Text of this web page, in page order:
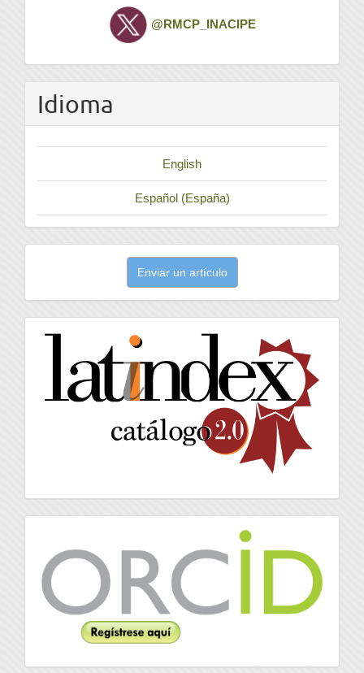
Twitter @RMCP_INACIPE
Idioma
English
Español (España)
artículo
Enviar un artículo
latindex